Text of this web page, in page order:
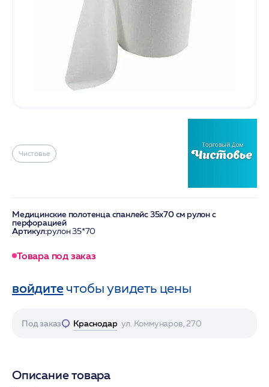
Чистовье
Медицинские полотенца спанлейс 35х70 см рулон с
перфорацией
Артикул:рулон 35*70
Товара под заказ
войдитечтобы увидеть цены
Под заказ Краснодар ул. Коммунаров, 270
Описание товара